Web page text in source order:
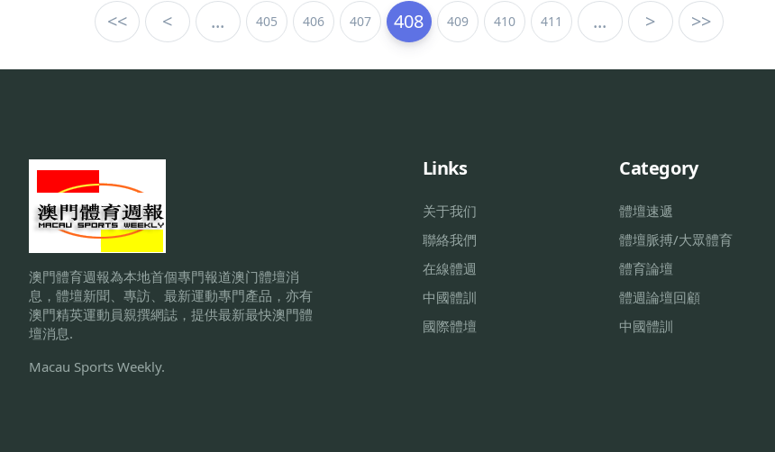
<< < ... 405 406 407 408 409 410 411 ... > >>
澳門體育週報為本地首個專門報道澳门體壇消
息，體壇新聞、專訪、最新運動專門產品，亦有
澳門精英運動員親撰網誌，提供最新最快澳門體
壇消息.
Macau Sports Weekly.
Links
关于我们
聯絡我們
在線體週
中國體訓
國際體壇
Category
體壇速遞
體壇脈搏/大眾體育
體育論壇
體週論壇回顧
中國體訓